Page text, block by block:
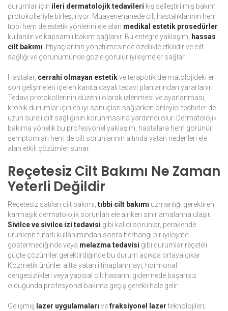
durumlar için ileri dermatolojik tedavileri kişiselleştirilmiş bakım
protokolleriyle birleştiriyor. Muayenehanede cilt hastalıklarının hem
tıbbi hem de estetik yönlerini ele alan medikal estetik prosedürler
kullanılır ve kapsamlı bakım sağlanır. Bu entegre yaklaşım,
hassas
cilt bakımı ihtiyaçlarının yönetilmesinde özellikle etkilidir ve cilt
sağlığı ve görünümünde gözle görülür iyileşmeler sağlar.
Hastalar, cerrahi olmayan estetikve terapötik dermatolojideki en
son gelişmeleri içeren kanıta dayalı tedavi planlarından yararlanır.
Tedavi protokollerinin düzenli olarak izlenmesi ve ayarlanması,
kronik durumlar için en iyi sonuçları sağlarken önleyici tedbirler de
uzun süreli cilt sağlığının korunmasına yardımcı olur. Dermatolojik
bakıma yönelik bu profesyonel yaklaşım, hastalara hem görünür
semptomları hem de cilt sorunlarının altında yatan nedenleri ele
alan etkili çözümler sunar.
Reçetesiz Cilt Bakımı Ne Zaman
Yeterli Değildir
Reçetesiz satılan cilt bakımı, tıbbi cilt bakımı uzmanlığı gerektiren
karmaşık dermatolojik sorunları ele alırken sınırlamalarına ulaşır.
Sivilce ve sivilce izi tedavisi gibi kalıcı sorunlar, perakende
ürünlerin tutarlı kullanımından sonra herhangi bir iyileşme
göstermediğinde veya melazma tedavisi gibi durumlar reçeteli
güçte çözümler gerektirdiğinde bu durum açıkça ortaya çıkar.
Kozmetik ürünler altta yatan iltihaplanmayı, hormonal
dengesizlikleri veya yapısal cilt hasarını gidermede başarısız
olduğunda profesyonel bakıma geçiş gerekli hale gelir.
Gelişmiş lazer uygulamaları vefraksiyonel lazerteknolojileri,